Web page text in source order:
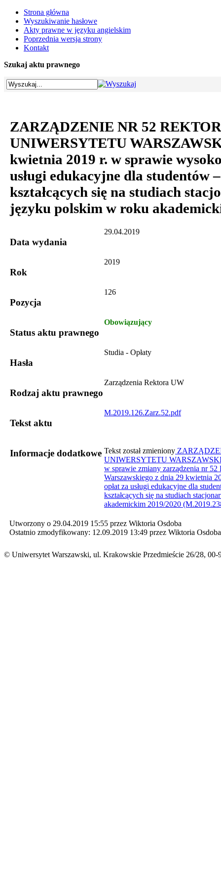
Strona główna
Wyszukiwanie hasłowe
Akty prawne w języku angielskim
Poprzednia wersja strony
Kontakt
Szukaj aktu prawnego
ZARZĄDZENIE NR 52
UNIWERSYTETU
kwietnia 2019 r. w sprawie
usługi edukacyjne dla studentów
kształcących się na studiach
języku polskim w roku
Data wydania
29.04.2019
Rok
2019
Pozycja
126
Status aktu prawnego
Obowiązujący
Hasła
Studia - Opłaty
Rodzaj aktu prawnego
Zarządzenia Rektora UW
Tekst aktu
M.2019.126.Zarz.52.pdf
Informacje dodatkowe ​Tekst został zmieniony
UNIWERSYTETU
w sprawie zmiany zarządzenia nr
Warszawskiego z dnia 29 kwietnia
opłat za usługi edukacyjne dla
kształcących się na studiach
akademickim 2019/2020
Utworzony o 29.04.2019 15:55 przez Wiktoria Osdoba
Ostatnio zmodyfikowany: 12.09.2019 13:49 przez Wiktoria Osdoba
© Uniwersytet Warszawski, ul. Krakowskie Przedmieście 26/28, 00-